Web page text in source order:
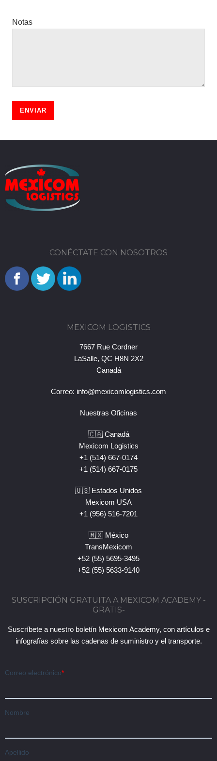
Notas
CONÉCTATE CON NOSOTROS
MEXICOM LOGISTICS
7667 Rue Cordner
LaSalle, QC H8N 2X2
Canadá
Correo: info@mexicomlogistics.com
Nuestras Oficinas
🇨🇦 Canadá
Mexicom Logistics
+1 (514) 667-0174
+1 (514) 667-0175
🇺🇸 Estados Unidos
Mexicom USA
+1 (956) 516-7201
🇲🇽 México
TransMexicom
+52 (55) 5695-3495
+52 (55) 5633-9140
SUSCRIPCIÓN GRATUITA A MEXICOM ACADEMY -
GRATIS-
Suscríbete a nuestro boletín Mexicom Academy, con artículos e
infografías sobre las cadenas de suministro y el transporte.